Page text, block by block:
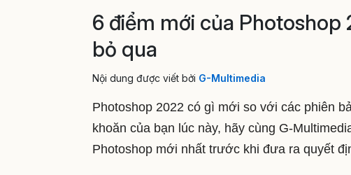
6 điểm mới của
bỏ qua
Nội dung được viết bởi G-Multimedia
Photoshop 2022 có gì mới so với các phiên
khoăn của bạn lúc này, hãy cùng G-
Photoshop mới nhất trước khi đưa ra quyết